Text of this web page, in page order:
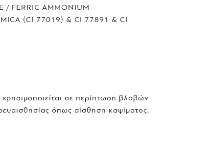
/ FERRIC AMMONIUM
(CI 77019) & CI 77891 & CI
σε περίπτωση βλαβών
όπως αίσθηση καψίματος,